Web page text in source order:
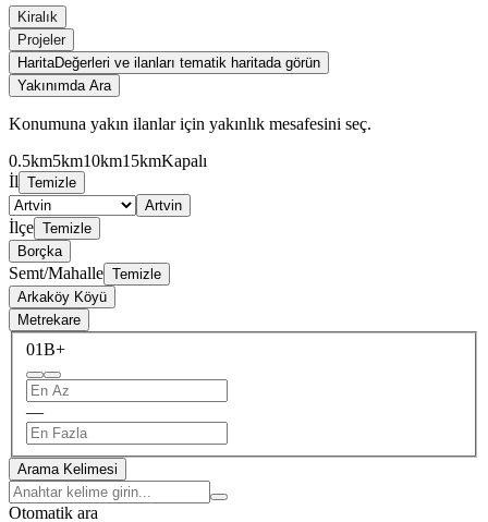
Kiralık
Projeler
HaritaDeğerleri ve ilanları tematik haritada görün
Yakınımda Ara
Konumuna yakın ilanlar için yakınlık mesafesini seç.
0.5km5km10km15kmKapalı
İl Temizle
Artvin
İlçe Temizle
Borçka
Semt/Mahalle Temizle
Arkaköy Köyü
Metrekare
01B+
—
Arama Kelimesi
Otomatik ara